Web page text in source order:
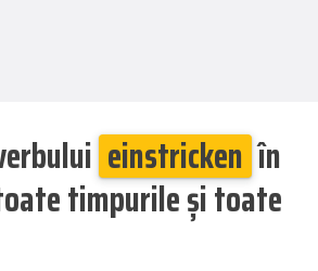
einstricken în
timpurile și toate